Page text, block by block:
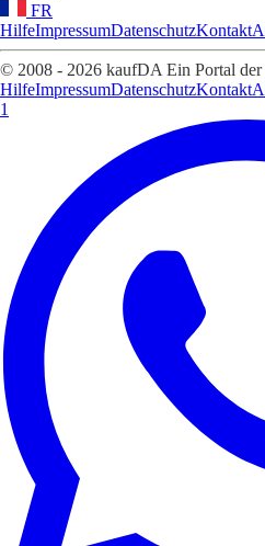
FR
HilfeImpressumDatenschutzKontakt
© 2008 - 2026 kaufDA Ein Portal
HilfeImpressumDatenschutzKontakt
1